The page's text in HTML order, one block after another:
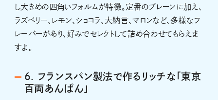
し大きめの四角いフォルムが特徴。定番のプレーンに加え、
ラズベリー、レモン、ショコラ、大納言、マロンなど、多様なフ
レーバーがあり、好みでセレクトして詰め合わせてもらえま
すよ。
6. フランスパン製法で作るリッチな「東京
百両あんぱん」